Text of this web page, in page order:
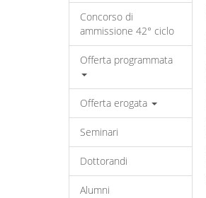
Concorso di
ammissione 42° ciclo
Offerta programmata
Offerta erogata
Seminari
Dottorandi
Alumni